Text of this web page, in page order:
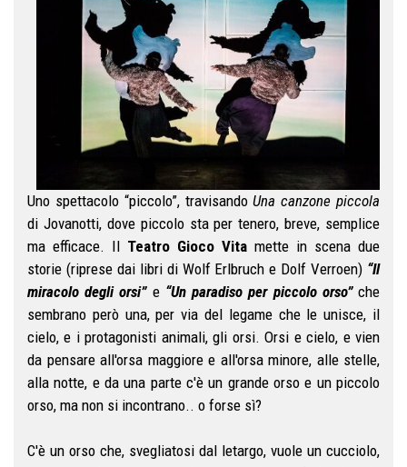
Uno spettacolo “piccolo”, travisandoUna canzone piccola
di Jovanotti, dove piccolo sta per tenero, breve, semplice
ma efficace. Il Teatro Gioco Vita mette in scena due
storie (riprese dai libri di Wolf Erlbruch e Dolf Verroen) “Il
miracolo degli orsi”e “Un paradiso per piccolo orso”che
sembrano però una, per via del legame che le unisce, il
cielo, e i protagonisti animali, gli orsi. Orsi e cielo, e vien
da pensare all'orsa maggiore e all'orsa minore, alle stelle,
alla notte, e da una parte c'è un grande orso e un piccolo
orso, ma non si incontrano.. o forse sì?
C'è un orso che, svegliatosi dal letargo, vuole un cucciolo,